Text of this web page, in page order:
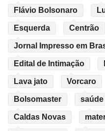
Flávio Bolsonaro
Esquerda Centrão
Jornal Impresso em
Edital de Intimação
Lava jato Vorcaro
Bolsomaster
Caldas Novas